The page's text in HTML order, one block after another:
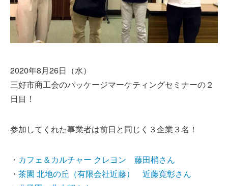
2020年8月26日（水）
三好市商工会のパッケージマーケティングセミナーの２
日目！
参加してくれた事業者は前日と同じく３企業３名！
・ カフェ＆カルチャー クレヨン 藤田梢さん
・ 茶園 北地の丘（有限会社近藤） 近藤寛彰さん